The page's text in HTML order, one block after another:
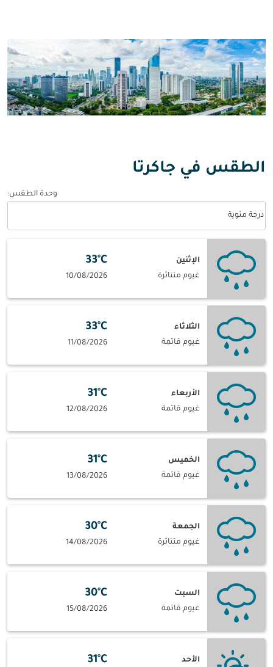
الطقس في جاكرتا
وحدة الطقس:
درجة مئوية
الإثنين
غيوم متناثرة
33°C
10/08/2026
الثلاثاء
غيوم قاتمة
33°C
11/08/2026
الأربعاء
غيوم قاتمة
31°C
12/08/2026
الخميس
غيوم قاتمة
31°C
13/08/2026
الجمعة
غيوم متناثرة
30°C
14/08/2026
السبت
غيوم قاتمة
30°C
15/08/2026
الأحد
31°C